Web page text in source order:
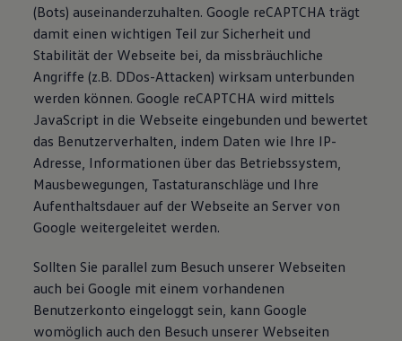
(Bots) auseinanderzuhalten. Google reCAPTCHA trägt
damit einen wichtigen Teil zur Sicherheit und
Stabilität der Webseite bei, da missbräuchliche
Angriffe (z.B. DDos-Attacken) wirksam unterbunden
werden können. Google reCAPTCHA wird mittels
JavaScript in die Webseite eingebunden und bewertet
das Benutzerverhalten, indem Daten wie Ihre IP-
Adresse, Informationen über das Betriebssystem,
Mausbewegungen, Tastaturanschläge und Ihre
Aufenthaltsdauer auf der Webseite an Server von
Google weitergeleitet werden.
Sollten Sie parallel zum Besuch unserer Webseiten
auch bei Google mit einem vorhandenen
Benutzerkonto eingeloggt sein, kann Google
womöglich auch den Besuch unserer Webseiten